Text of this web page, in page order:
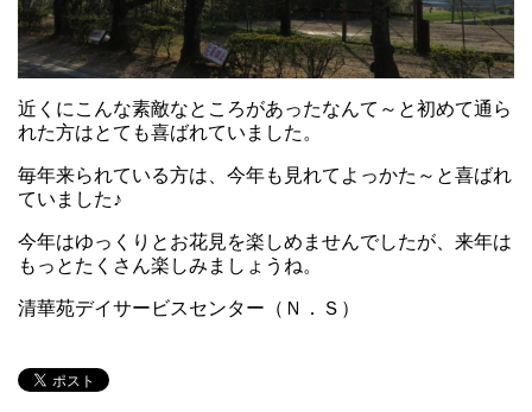
近くにこんな素敵なところがあったなんて～と初めて通ら
れた方はとても喜ばれていました。
毎年来られている方は、今年も見れてよっかた～と喜ばれ
ていました♪
今年はゆっくりとお花見を楽しめませんでしたが、来年は
もっとたくさん楽しみましょうね。
清華苑デイサービスセンター（Ｎ．Ｓ）